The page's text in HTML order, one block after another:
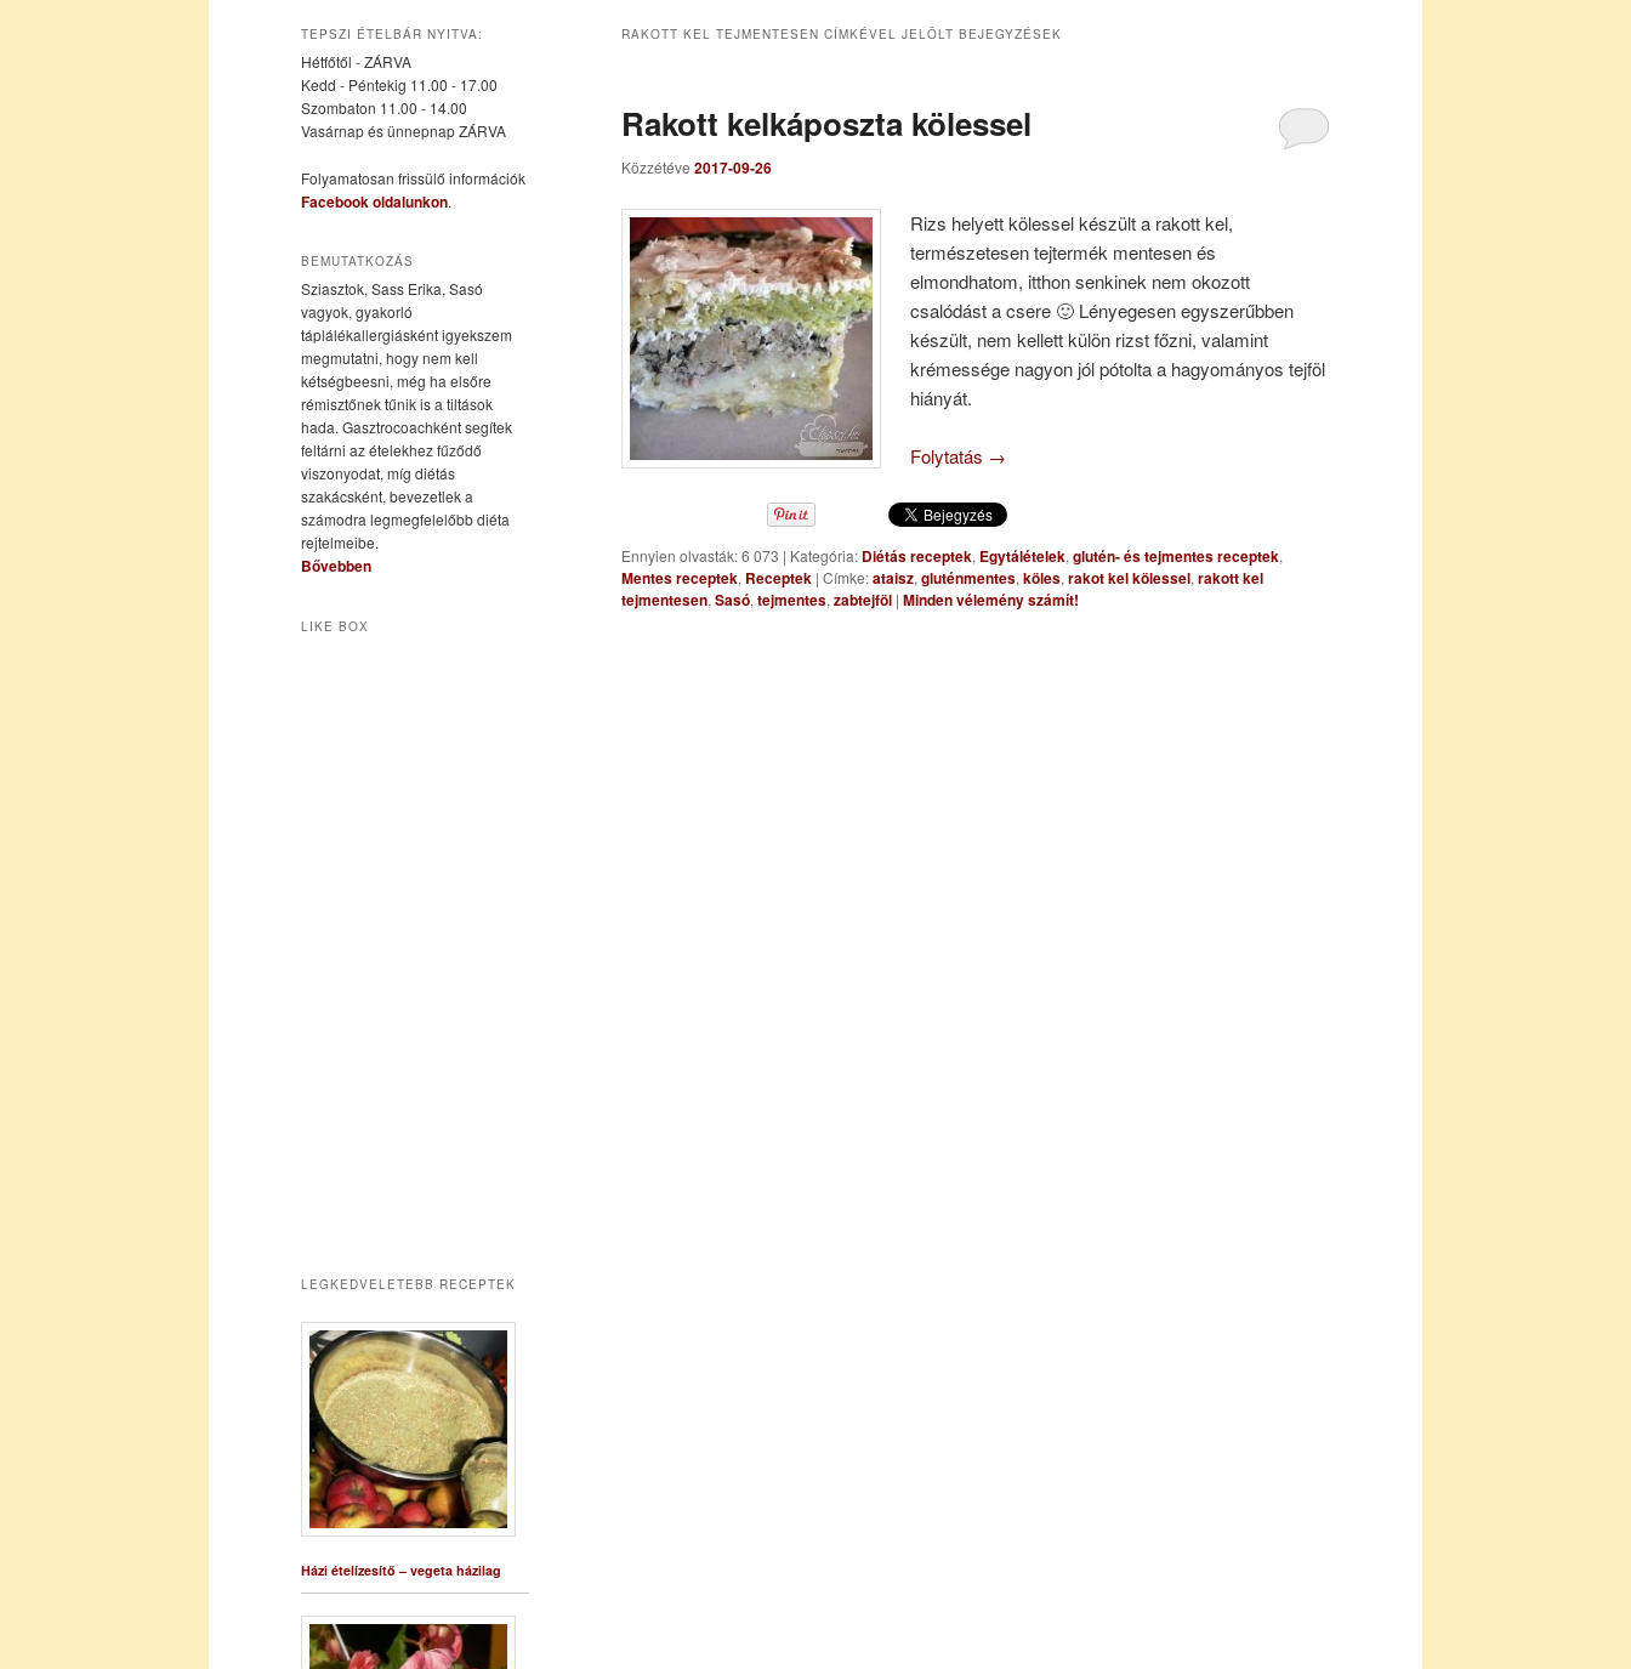
elsődleges
tartalomra
másodlagos
tartalomra
RAKOTT KEL TEJMENTESEN CÍMKÉVEL JELÖLT BEJEGYZÉSEK
Rakott kelkáposzta kölessel
Közzétéve 2017-09-26
Rizs helyett kölessel készült a rakott kel,
természetesen tejtermék mentesen és
elmondhatom, itthon senkinek nem okozott
csalódást a csere 🙂 Lényegesen egyszerűbben
készült, nem kellett külön rizst főzni, valamint
krémessége nagyon jól pótolta a hagyományos tejföl
hiányát.
Folytatás →
Ennyien olvasták: 6 073 | Kategória: Diétás receptek, Egytálételek, glutén- és tejmentes receptek,
Mentes receptek, Receptek | Címke:ataisz, gluténmentes, köles, rakot kel kölessel, rakott kel
tejmentesen, Sasó, tejmentes, zabtejföl | Minden vélemény számít!
TEPSZI ÉTELBÁR NYITVA:
Hétfőtől - ZÁRVA
Kedd - Péntekig 11.00 - 17.00
Szombaton 11.00 - 14.00
Vasárnap és ünnepnap ZÁRVA
Folyamatosan frissülő információk
Facebook oldalunkon.
BEMUTATKOZÁS
Sziasztok, Sass Erika, Sasó
vagyok, gyakorló
táplálékallergiásként igyekszem
megmutatni, hogy nem kell
kétségbeesni, még ha elsőre
rémisztőnek tűnik is a tiltások
hada. Gasztrocoachként segítek
feltárni az ételekhez fűződő
viszonyodat, míg diétás
szakácsként, bevezetlek a
számodra legmegfelelőbb diéta
rejtelmeibe.
Bővebben
LIKE BOX
LEGKEDVELETEBB RECEPTEK
Házi ételízesítő – vegeta házilag